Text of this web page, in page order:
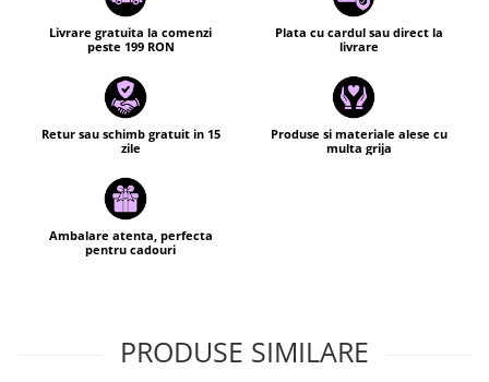
Livrare gratuita la comenzi
peste 199 RON
Plata cu cardul sau direct la
livrare
Retur sau schimb gratuit in 15
zile
Produse si materiale alese cu
multa grija
Ambalare atenta, perfecta
pentru cadouri
PRODUSE SIMILARE